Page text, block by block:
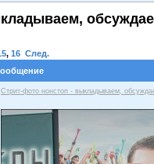
, 16 След.
Стрит-фото нонстоп - выкладываем,